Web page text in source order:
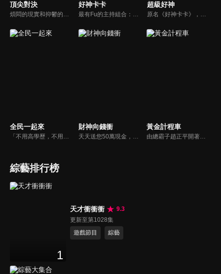
頂尖對決
煩悶的現實和抑鬱的社會，你需要的就是笑、大聲笑、開口笑，《頂尖對決》就要你笑到落ㄟ骸，最具綜藝實力的庹宗康，和喜感十足的納豆各自領軍對抗，藝人搞笑pk笑果十足，《頂尖對決》讓你忘掉一週煩惱！
好神卡卡
最有Fu的主持組合：「A咖天王」徐乃麟+「好神天心」朱芯儀+「真理大學校花」洪棠+「台大獸醫碩士」LYDIA。遊戲的層層關卡，來賓必須要和主持人比反應，比記憶，比機智，比膽識，幸運女神的眷顧與遠離永遠都是個未知數！
超級好神
原名《好神卡卡》，後改名為《超級好神》，是一檔益智類綜藝節目，由「A咖天王」徐乃麟搭配黃鐙輝主持。「好神智慧王」、「好神記憶王」、「誰是爆點王」、「好神送好禮」四個單元，讓來賓一較高下。比反應，比記憶，比機智，比膽識，幸運女神的眷顧與遠離永遠都是個未知數！
全民一起來
「不用高學歷，不用會答題，全民一起來，獎金拿不完！」《全民一起來》是一檔結合手機遊戲的大型現場直播益智節目，「記憶、觀察、反應、平衡、敏捷...」，多道關卡考驗挑戰者的多元智能及體能，見證藝人明星各項不可思議的挑戰。
財神向錢衝
天天送您50萬現金，還有汽車大獎！不考智力、體力，挑戰家人、同事、同學、朋友互相了解的成渡和共同生活經驗。快來參加《財神向前衝》大獎通通送給您。
黃金計程車
由總霸子趙正平開著計程車在街頭隨機找尋搭車路人，進行機智問答，如果十題答對就可以拿走金元寶！如果沒有答對，就把當前獎金減一個0然後發放！另外節目中總霸子趙正平還會帶我們遍尋美食名景。
綜藝排行榜
1
天才衝衝衝
9.3
更新至第1028集
遊戲節目
綜藝